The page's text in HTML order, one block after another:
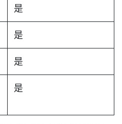
是
是
是
是